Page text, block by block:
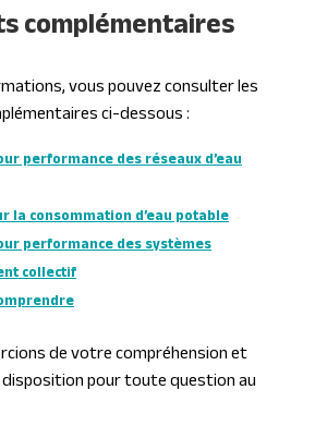
complémentaires
vous pouvez consulter les
ci-dessous :
performance des réseaux d’eau
la consommation d’eau potable
performance des systèmes
collectif
de votre compréhension et
pour toute question au